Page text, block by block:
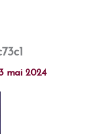
mai 2024